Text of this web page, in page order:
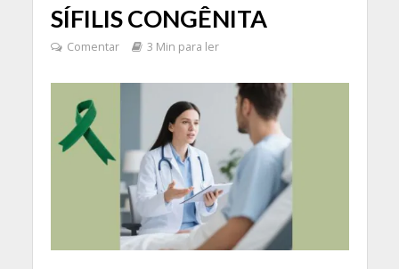
SÍFILIS CONGÊNITA
Comentar 3 Min para ler